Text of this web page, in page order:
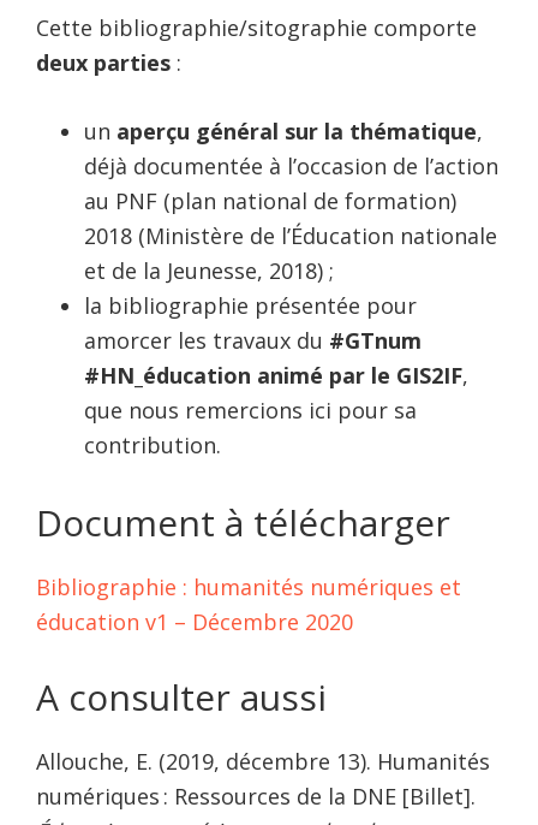
Cette bibliographie/sitographie comporte
deux parties :
un aperçu général sur la thématique,
déjà documentée à l’occasion de l’action
au PNF (plan national de formation)
2018 (Ministère de l’Éducation nationale
et de la Jeunesse, 2018) ;
la bibliographie présentée pour
amorcer les travaux du #GTnum
#HN_éducation animé par le GIS2IF,
que nous remercions ici pour sa
contribution.
Document à télécharger
Bibliographie : humanités numériques et
éducation v1 – Décembre 2020
A consulter aussi
Allouche, E. (2019, décembre 13). Humanités
numériques : Ressources de la DNE [Billet].